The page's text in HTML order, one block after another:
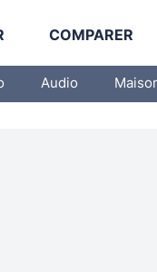
COMPARER
Audio